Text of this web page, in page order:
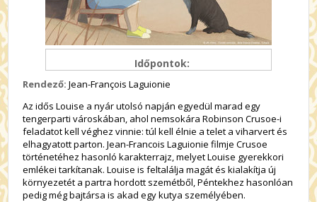
Időpontok:
Rendező: Jean-François Laguionie
Az idős Louise a nyár utolsó napján egyedül marad egy
tengerparti városkában, ahol nemsokára Robinson Crusoe-i
feladatot kell véghez vinnie: túl kell élnie a telet a viharvert és
elhagyatott parton. Jean-Francois Laguionie filmje Crusoe
történetéhez hasonló karakterrajz, melyet Louise gyerekkori
emlékei tarkítanak. Louise is feltalálja magát és kialakítja új
környezetét a partra hordott szemétből, Péntekhez hasonlóan
pedig még bajtársa is akad egy kutya személyében.